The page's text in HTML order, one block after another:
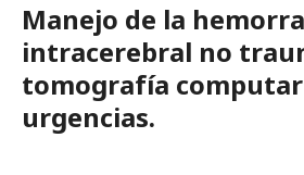
Manejo de la
intracerebral no
tomografía
urgencias.